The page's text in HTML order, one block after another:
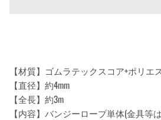
【材質】ゴムラテックスコア+ポリエ
【直径】約4mm
【全長】約3m
【内容】バンジーロープ単体(金具等